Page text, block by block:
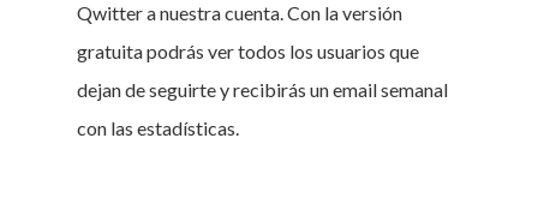
Qwitter a nuestra cuenta. Con la versión
gratuita podrás ver todos los usuarios que
dejan de seguirte y recibirás un email semanal
con las estadísticas.